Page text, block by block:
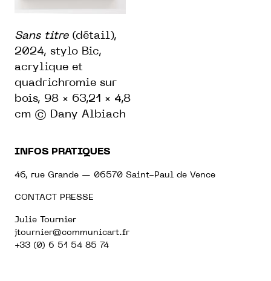
Sans titre (détail),
2024, stylo Bic,
acrylique et
quadrichromie sur
bois, 98 × 63,21 × 4,8
cm © Dany Albiach
INFOS PRATIQUES
46, rue Grande — 06570 Saint-Paul de Vence
CONTACT PRESSE
Julie Tournier
jtournier@communicart.fr
+33 (0) 6 51 54 85 74